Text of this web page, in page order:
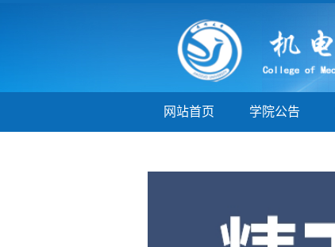
网站首页 学院公告